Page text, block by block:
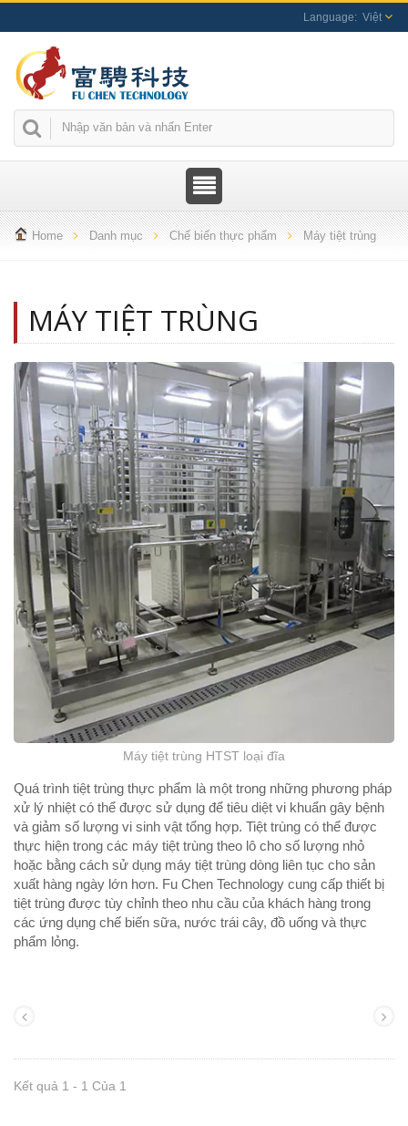
Việt
Home Danh mục Chế biến thực phẩm Máy tiệt trùng
MÁY TIỆT TRÙNG
Máy tiệt trùng HTST loại đĩa
Quá trình tiệt trùng thực phẩm là một trong những phương pháp
xử lý nhiệt có thể được sử dụng để tiêu diệt vi khuẩn gây bệnh
và giảm số lượng vi sinh vật tổng hợp. Tiệt trùng có thể được
thực hiện trong các máy tiệt trùng theo lô cho số lượng nhỏ
hoặc bằng cách sử dụng máy tiệt trùng dòng liên tục cho sản
xuất hàng ngày lớn hơn. Fu Chen Technology cung cấp thiết bị
tiệt trùng được tùy chỉnh theo nhu cầu của khách hàng trong
các ứng dụng chế biến sữa, nước trái cây, đồ uống và thực
phẩm lỏng.
Kết quả 1 - 1 Của 1